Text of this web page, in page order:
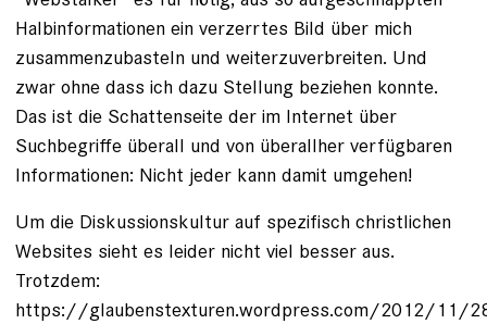
Halbinformationen ein verzerrtes Bild über mich
zusammenzubasteln und weiterzuverbreiten. Und
zwar ohne dass ich dazu Stellung beziehen konnte.
Das ist die Schattenseite der im Internet über
Suchbegriffe überall und von überallher verfügbaren
Informationen: Nicht jeder kann damit umgehen!
Um die Diskussionskultur auf spezifisch christlichen
Websites sieht es leider nicht viel besser aus.
Trotzdem:
https://glaubenstexturen.wordpress.com/2012/11/